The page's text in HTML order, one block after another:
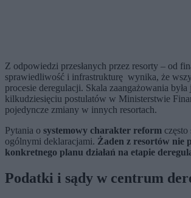
Z odpowiedzi przesłanych przez resorty – od
sprawiedliwość i infrastrukturę wynika, że
procesie deregulacji. Skala zaangażowania
kilkudziesięciu postulatów w Ministerstwie
pojedyncze zmiany w innych resortach.
Pytania o systemowy charakter reform często
ogólnymi deklaracjami. Żaden z resortów nie
konkretnego planu działań na etapie
Podatki i sądy w centrum